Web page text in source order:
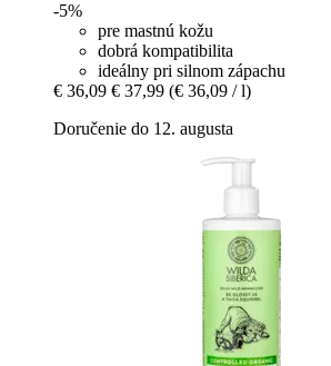
-5%
pre mastnú kožu
dobrá kompatibilita
ideálny pri silnom zápachu
€ 36,09 € 37,99 (€ 36,09 / l)
Doručenie do 12. augusta